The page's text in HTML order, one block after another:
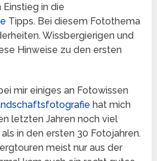
in die
Tipps. Bei diesem Fotothema
Wissbergierigen und
Hinweise zu den ersten
mir einiges an Fotowissen
hat mich
letzten Jahren noch viel
in den ersten 30 Fotojahren.
meist nur aus der